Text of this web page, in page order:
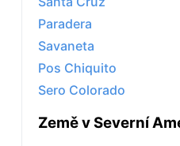
Paradera
Savaneta
Pos Chiquito
Sero Colorado
Země v Severní